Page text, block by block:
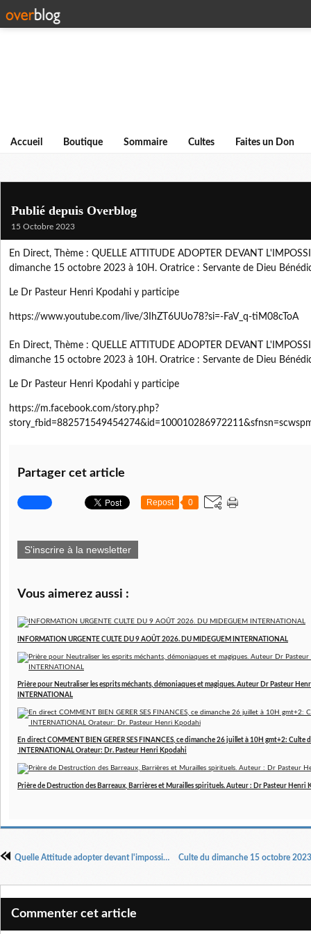
Accueil Boutique Sommaire Cultes Faites un Don
Publié depuis Overblog
15 Octobre 2023
En Direct, Thème : QUELLE ATTITUDE ADOPTER DEVANT
dimanche 15 octobre 2023 à 10H. Oratrice : Servante de Dieu
Le Dr Pasteur Henri Kpodahi y participe
https://www.youtube.com/live/3IhZT6UUo78?si=-FaV_q-tiM08cToA
En Direct, Thème : QUELLE ATTITUDE ADOPTER DEVANT
dimanche 15 octobre 2023 à 10H. Oratrice : Servante de Dieu
Le Dr Pasteur Henri Kpodahi y participe
https://m.facebook.com/story.php?
Partager cet article
Repost 0
S'inscrire à la newsletter
Vous aimerez aussi :
INFORMATION URGENTE CULTE DU 9 AOÛT 2026. DU MIDEGUEM INTERNATIONAL
Prière pour Neutraliser les esprits méchants, démoniaques et magiques. Auteur Dr Pasteur
INTERNATIONAL
En direct COMMENT BIEN GERER SES FINANCES, ce dimanche 26 juillet à 10H gmt+2:
INTERNATIONAL Orateur: Dr. Pasteur Henri Kpodahi
Prière de Destruction des Barreaux, Barrières et Murailles spirituels. Auteur : Dr Pasteur Henri
Quelle Attitude adopter devant l'impossible ? Servante de Dieu Bénédicte
Commenter cet article